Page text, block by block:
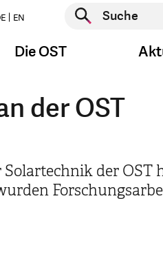
EN
Suche starten
Die OST
der OST
der OST